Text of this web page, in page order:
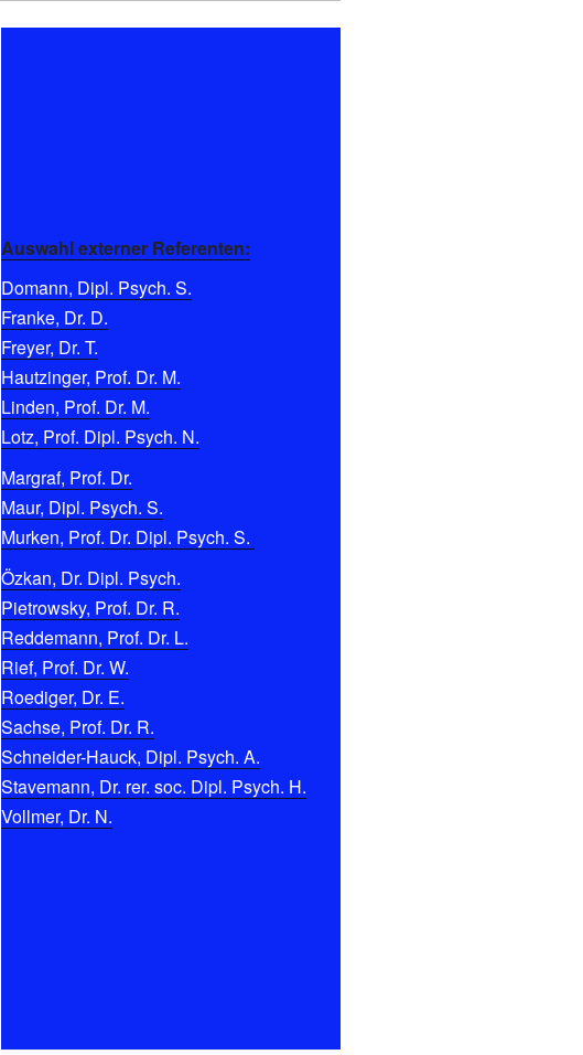
Auswahl externer Referenten:
Domann, Dipl. Psych. S.
Franke, Dr. D.
Freyer, Dr. T.
Hautzinger, Prof. Dr. M.
Linden, Prof. Dr. M.
Lotz, Prof. Dipl. Psych. N.
Margraf, Prof. Dr.
Maur, Dipl. Psych. S.
Murken, Prof. Dr. Dipl. Psych. S.
Özkan, Dr. Dipl. Psych.
Pietrowsky, Prof. Dr. R.
Reddemann, Prof. Dr. L.
Rief, Prof. Dr. W.
Roediger, Dr. E.
Sachse, Prof. Dr. R.
Schneider-Hauck, Dipl. Psych. A.
Stavemann, Dr. rer. soc. Dipl. Psych. H.
Vollmer, Dr. N.